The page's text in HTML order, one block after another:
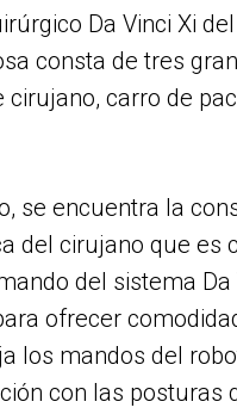
Da Vinci Xi
consta de tres
cirujano, carro de
se encuentra la
del cirujano que es
del sistema Da
ofrecer
los mandos del
con las posturas